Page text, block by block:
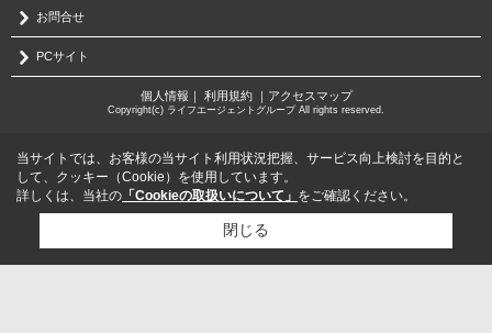
お問合せ
PCサイト
個人情報 ｜ 利用規約｜ アクセスマップ
Copyright(c) ライフエージェントグループ All rights reserved.
当サイトでは、お客様の当サイト利用状況把握、サービス向上検討を目的と
して、クッキー（Cookie）を使用しています。
詳しくは、当社の 「Cookieの取扱いについて」 をご確認ください。
閉じる